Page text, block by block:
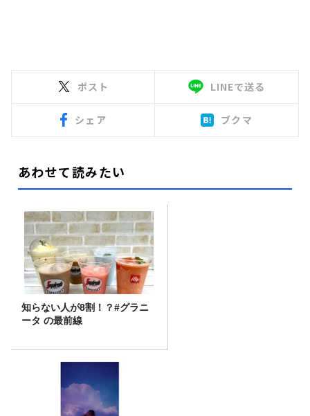
ポスト LINEで送る
シェア ブクマ
あわせて読みたい
知らない人が8割！？#グラニ
ータ の最前線